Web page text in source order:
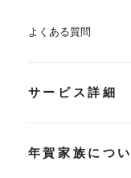
よくある質問
サービス詳細
年賀家族につ